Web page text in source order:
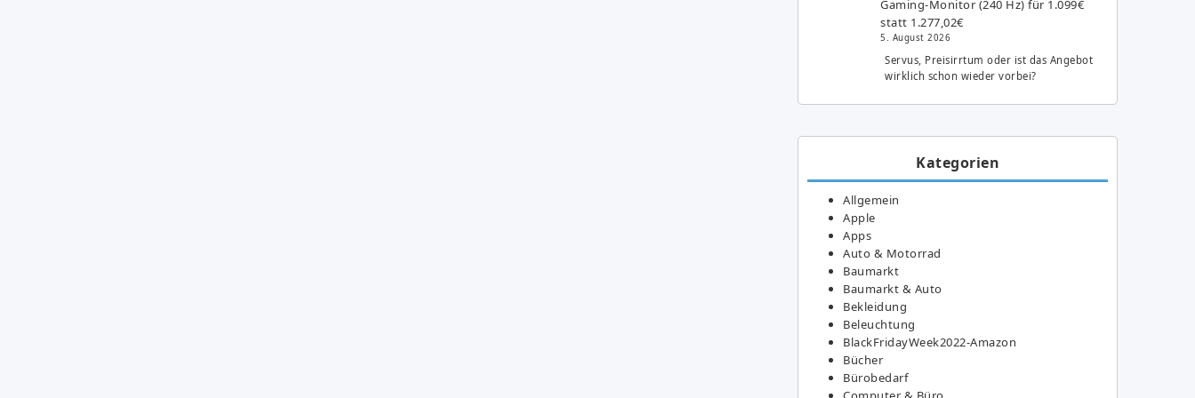
Gaming-Monitor (240 Hz) für 1.099€
statt 1.277,02€
5. August 2026
Servus, Preisirrtum oder ist das Angebot
wirklich schon wieder vorbei?
Kategorien
Allgemein
Apple
Apps
Auto & Motorrad
Baumarkt
Baumarkt & Auto
Bekleidung
Beleuchtung
BlackFridayWeek2022-Amazon
Bücher
Bürobedarf